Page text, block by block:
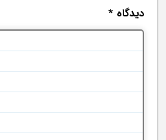
دیدگاه *